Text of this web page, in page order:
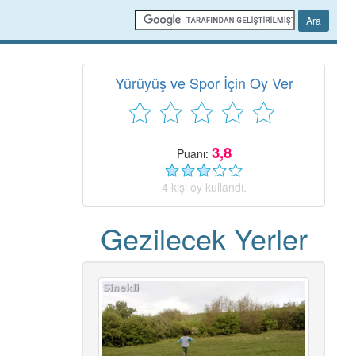
Yürüyüş ve Spor İçin Oy Ver
Puanı: 3,8
4 kişi oy kullandı.
Gezilecek Yerler